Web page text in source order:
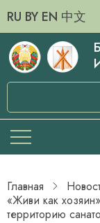
RU BY EN 中文
Главная
«Живи как
территорию